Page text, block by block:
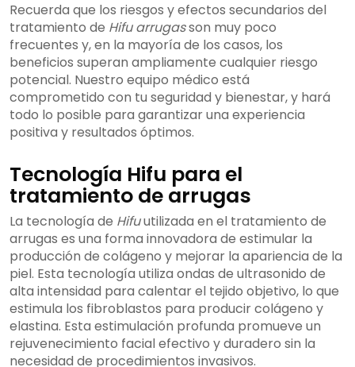
Recuerda que los riesgos y efectos secundarios del
tratamiento de Hifu arrugasson muy poco
frecuentes y, en la mayoría de los casos, los
beneficios superan ampliamente cualquier riesgo
potencial. Nuestro equipo médico está
comprometido con tu seguridad y bienestar, y hará
todo lo posible para garantizar una experiencia
positiva y resultados óptimos.
Tecnología Hifu para el
tratamiento de arrugas
La tecnología de Hifuutilizada en el tratamiento de
arrugas es una forma innovadora de estimular la
producción de colágeno y mejorar la apariencia de la
piel. Esta tecnología utiliza ondas de ultrasonido de
alta intensidad para calentar el tejido objetivo, lo que
estimula los fibroblastos para producir colágeno y
elastina. Esta estimulación profunda promueve un
rejuvenecimiento facial efectivo y duradero sin la
necesidad de procedimientos invasivos.